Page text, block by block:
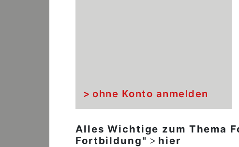
ohne Konto anmelden
Alles Wichtige zum Thema
Fortbildung"
hier